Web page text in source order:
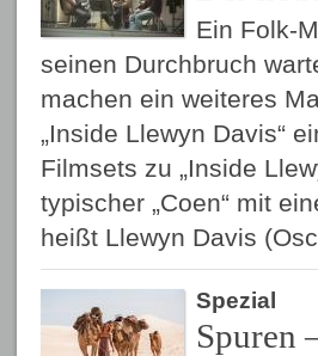
Ein Folk-
seinen Durchbruch
machen ein weiteres
„Inside Llewyn Davis“
Filmsets zu „Inside
typischer „Coen“ mit
heißt Llewyn Davis
Spezial
Spuren